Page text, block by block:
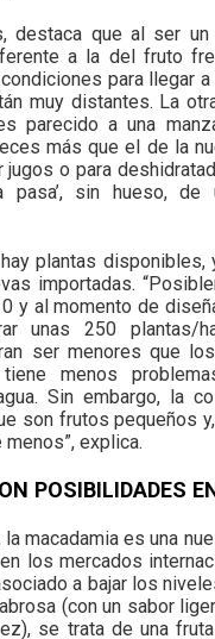
destaca que al ser
a la del fruto
para llegar
muy distantes. La
parecido a una
más que el de la
jugos o para
pasa’, sin hueso,
plantas disponibles,
importadas.
y al momento de
unas 250 plantas/
ser menores que
menos
Sin embargo, la
son frutos pequeños
explica.
POSIBILIDADES
macadamia es una
los mercados
a bajar los
(con un sabor
se trata de una